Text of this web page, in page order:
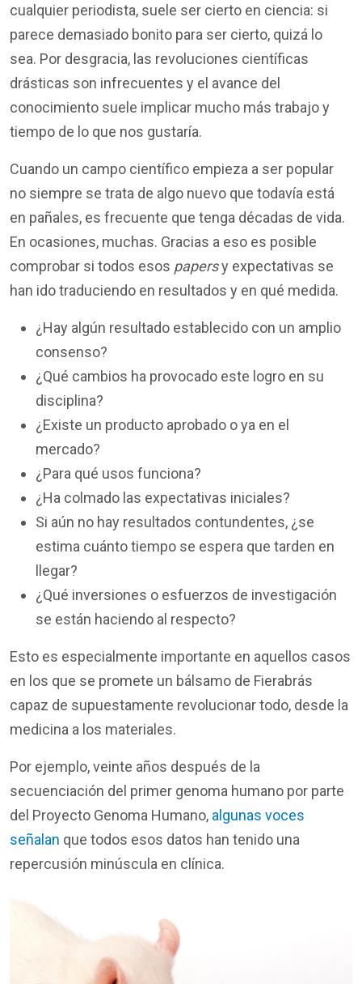
cualquier periodista, suele ser cierto en ciencia: si
parece demasiado bonito para ser cierto, quizá lo
sea. Por desgracia, las revoluciones científicas
drásticas son infrecuentes y el avance del
conocimiento suele implicar mucho más trabajo y
tiempo de lo que nos gustaría.
Cuando un campo científico empieza a ser popular
no siempre se trata de algo nuevo que todavía está
en pañales, es frecuente que tenga décadas de vida.
En ocasiones, muchas. Gracias a eso es posible
comprobar si todos esos papersy expectativas se
han ido traduciendo en resultados y en qué medida.
¿Hay algún resultado establecido con un amplio
consenso?
¿Qué cambios ha provocado este logro en su
disciplina?
¿Existe un producto aprobado o ya en el
mercado?
¿Para qué usos funciona?
¿Ha colmado las expectativas iniciales?
Si aún no hay resultados contundentes, ¿se
estima cuánto tiempo se espera que tarden en
llegar?
¿Qué inversiones o esfuerzos de investigación
se están haciendo al respecto?
Esto es especialmente importante en aquellos casos
en los que se promete un bálsamo de Fierabrás
capaz de supuestamente revolucionar todo, desde la
medicina a los materiales.
Por ejemplo, veinte años después de la
secuenciación del primer genoma humano por parte
del Proyecto Genoma Humano, algunas voces
señalan que todos esos datos han tenido una
repercusión minúscula en clínica.